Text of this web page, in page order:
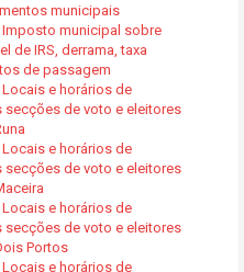
municipais
Imposto municipal sobre
de IRS, derrama, taxa
de passagem
Locais e horários de
de voto e eleitores
Locais e horários de
de voto e eleitores
Locais e horários de
de voto e eleitores
Portos
Locais e horários de